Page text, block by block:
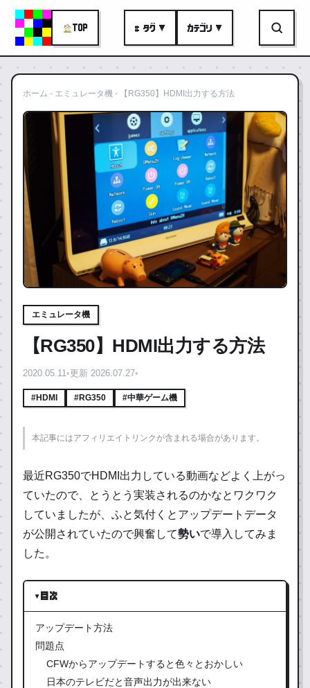
TOP # タグ ▼ カテゴリ ▼
ホーム - エミュレータ機 - 【RG350】HDMI出力する方法
エミュレータ機
【RG350】HDMI出力する方法
2020.05.11• 更新 2026.07.27•
#HDMI #RG350 #中華ゲーム機
本記事にはアフィリエイトリンクが含まれる場合があります。
最近RG350でHDMI出力している動画などよく上がっ
ていたので、とうとう実装されるのかなとワクワク
していましたが、ふと気付くとアップデートデータ
が公開されていたので興奮して勢いで導入してみま
した。
目次
アップデート方法
問題点
CFWからアップデートすると色々とおかしい
日本のテレビだと音声出力が出来ない